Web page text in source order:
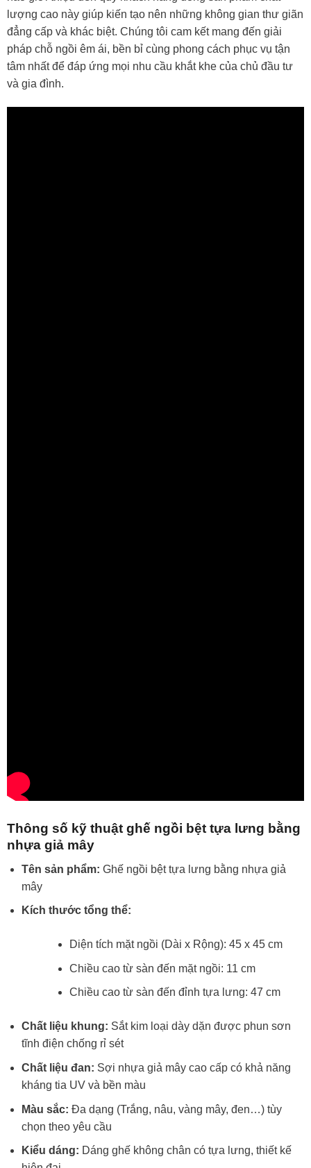
lượng cao này giúp kiến tạo nên những không gian thư giãn
đẳng cấp và khác biệt. Chúng tôi cam kết mang đến giải
pháp chỗ ngồi êm ái, bền bỉ cùng phong cách phục vụ tận
tâm nhất để đáp ứng mọi nhu cầu khắt khe của chủ đầu tư
và gia đình.
Thông số kỹ thuật ghế ngồi bệt tựa lưng bằng
nhựa giả mây
Tên sản phẩm: Ghế ngồi bệt tựa lưng bằng nhựa giả
mây
Kích thước tổng thể:
Diện tích mặt ngồi (Dài x Rộng): 45 x 45 cm
Chiều cao từ sàn đến mặt ngồi: 11 cm
Chiều cao từ sàn đến đỉnh tựa lưng: 47 cm
Chất liệu khung: Sắt kim loại dày dặn được phun sơn
tĩnh điện chống rỉ sét
Chất liệu đan: Sợi nhựa giả mây cao cấp có khả năng
kháng tia UV và bền màu
Màu sắc: Đa dạng (Trắng, nâu, vàng mây, đen…) tùy
chọn theo yêu cầu
Kiểu dáng: Dáng ghế không chân có tựa lưng, thiết kế